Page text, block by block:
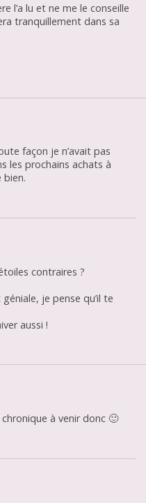
l’a lu et ne me le conseille
tranquillement dans sa
façon je n’avait pas
les prochains achats à
bien.
contraires ?
je pense qu’il te
aussi !
à venir donc 🙂